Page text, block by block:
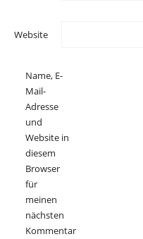
Website
Name, E-
Mail-
Adresse
und
Website in
diesem
Browser
für
meinen
nächsten
Kommentar